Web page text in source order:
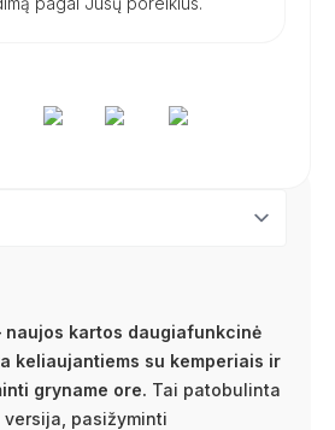
naujos kartos daugiafunkcinė
keliaujantiems su kemperiais ir
gryname ore. Tai patobulinta
versija, pasižyminti